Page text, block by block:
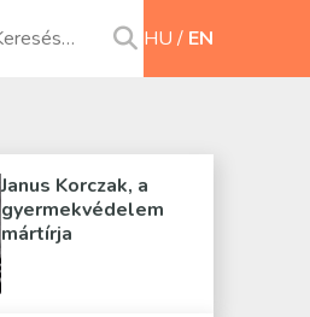
HU EN
Janus Korczak, a
gyermekvédelem
mártírja